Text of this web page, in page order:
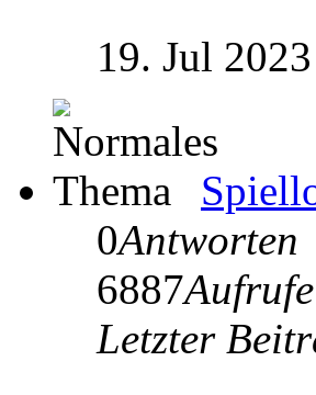
19. Jul
0Antworten
6887Aufrufe
Letzter